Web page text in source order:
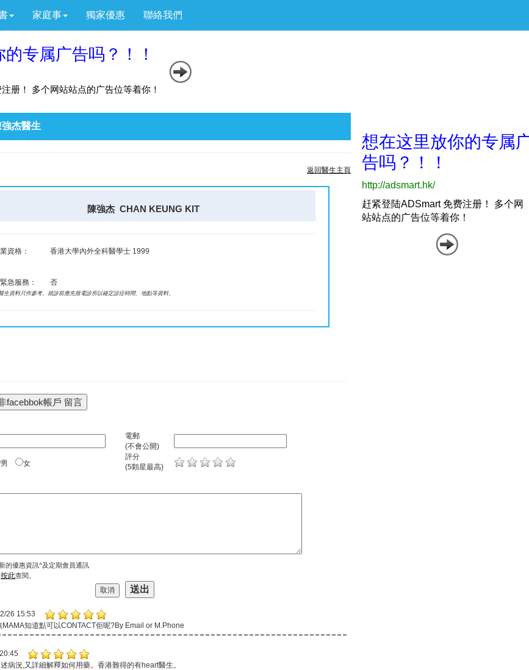
家庭事 獨家優惠 聯絡我們
杰醫生
返回醫生主頁
陳強杰 CHAN KEUNG KIT
資格： 香港大學內外全科醫學士 1999
急服務： 否
生資料只作參考。就診前應先致電診所以確定診症時間、地點等資料。
電郵
(不會公開)
男 女
評分
(5顆星最高)
的優惠資訊^及定期會員通訊
按此查閱。
26 15:53
MAMA知道點可以CONTACT佢呢?By Email or M.Phone
病況,又詳細解釋如何用藥。香港難得的有heart醫生。